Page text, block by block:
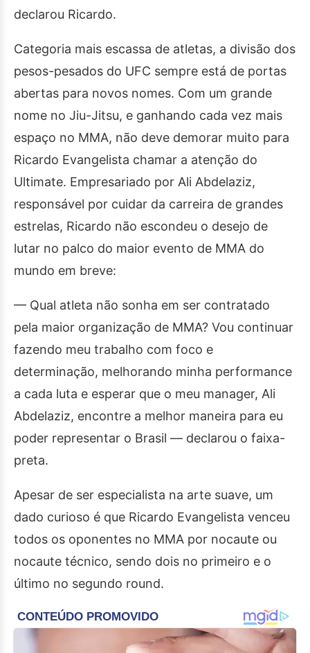
declarou Ricardo.
Categoria mais escassa de atletas, a divisão dos
pesos-pesados do UFC sempre está de portas
abertas para novos nomes. Com um grande
nome no Jiu-Jitsu, e ganhando cada vez mais
espaço no MMA, não deve demorar muito para
Ricardo Evangelista chamar a atenção do
Ultimate. Empresariado por Ali Abdelaziz,
responsável por cuidar da carreira de grandes
estrelas, Ricardo não escondeu o desejo de
lutar no palco do maior evento de MMA do
mundo em breve:
— Qual atleta não sonha em ser contratado
pela maior organização de MMA? Vou continuar
fazendo meu trabalho com foco e
determinação, melhorando minha performance
a cada luta e esperar que o meu manager, Ali
Abdelaziz, encontre a melhor maneira para eu
poder representar o Brasil — declarou o faixa-
preta.
Apesar de ser especialista na arte suave, um
dado curioso é que Ricardo Evangelista venceu
todos os oponentes no MMA por nocaute ou
nocaute técnico, sendo dois no primeiro e o
último no segundo round.